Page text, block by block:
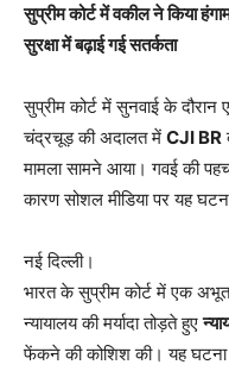
सुप्रीम कोर्ट में वकील ने किया
सुरक्षा में बढ़ाई गई सतर्कता
सुप्रीम कोर्ट में सुनवाई के दौरान
चंद्रचूड़ की अदालत में CJI BR
मामला सामने आया। गवई की
कारण सोशल मीडिया पर यह
नई दिल्ली।
भारत के सुप्रीम कोर्ट में एक
न्यायालय की मर्यादा तोड़ते हुए
फेंकने की कोशिश की। यह